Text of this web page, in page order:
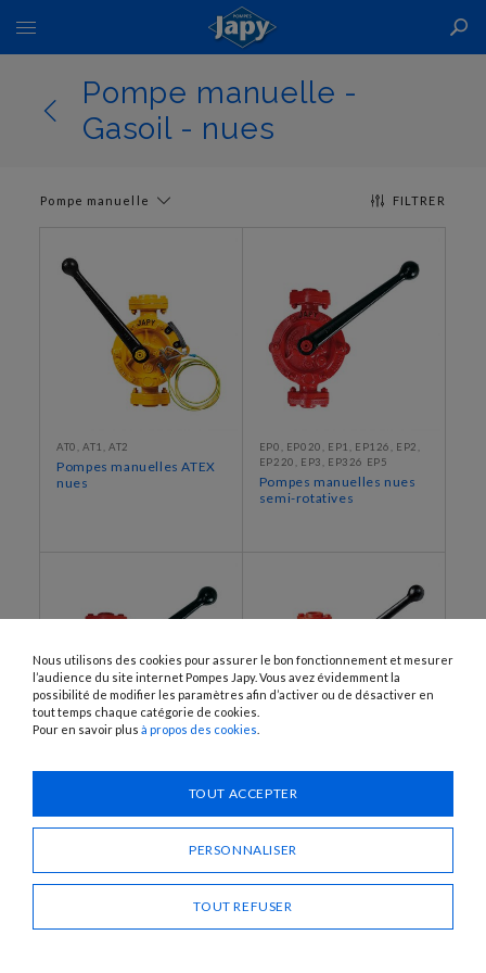
Basculer
la
navigationPompe manuelle -
Gasoil - nues
FILTRER
Pompe manuelle
AT0, AT1, AT2
Pompes manuelles ATEX
nues
EP0, EP020, EP1, EP126, EP2,
EP220, EP3, EP326 EP5
Pompes manuelles nues
semi-rotatives
HT0, HT020, HT1, HT220,
BP0, BP1, BP2, BP3
Pompes manuelles nues
Nous utilisons des cookies pour assurer le bon fonctionnement et mesurer
l’audience du site internet Pompes Japy. Vous avez évidemment la
possibilité de modifier les paramètres afin d’activer ou de désactiver en
tout temps chaque catégorie de cookies.
Pour en savoir plus à propos des cookies
TOUT ACCEPTER
PERSONNALISER
TOUT REFUSER